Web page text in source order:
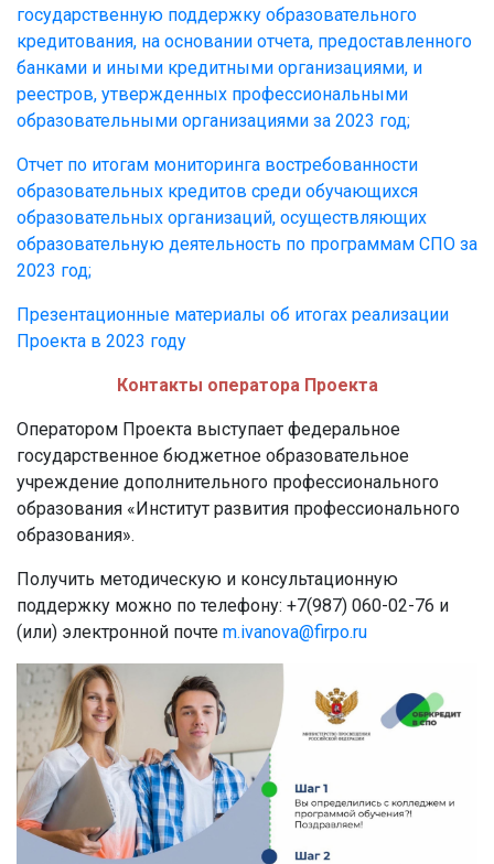
государственную поддержку образовательного
кредитования, на основании отчета, предоставленного
банками и иными кредитными организациями, и
реестров, утвержденных профессиональными
образовательными организациями за 2023 год;
Отчет по итогам мониторинга востребованности
образовательных кредитов среди обучающихся
образовательных организаций, осуществляющих
образовательную деятельность по программам СПО за
2023 год;
Презентационные материалы об итогах реализации
Проекта в 2023 году
Контакты оператора Проекта
Оператором Проекта выступает федеральное
государственное бюджетное образовательное
учреждение дополнительного профессионального
образования «Институт развития профессионального
образования».
Получить методическую и консультационную
поддержку можно по телефону: +7(987) 060-02-76 и
(или) электронной почте m.ivanova@firpo.ru